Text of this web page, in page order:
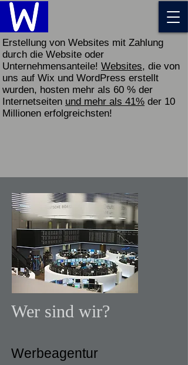
Erstellung von Websites mit Zahlung
durch die Website oder
Unternehmensanteile! Websites, die von
uns auf Wix und WordPress erstellt
wurden, hosten mehr als 60 % der
Internetseiten und mehr als 41% der 10
Millionen erfolgreichsten!
Wer sind wir?
Werbeagentur